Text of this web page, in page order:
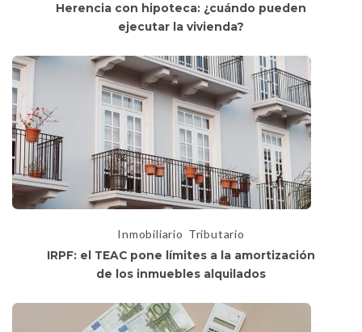
Herencia con hipoteca: ¿cuándo pueden
ejecutar la vivienda?
Inmobiliario Tributario
IRPF: el TEAC pone límites a la amortización
de los inmuebles alquilados